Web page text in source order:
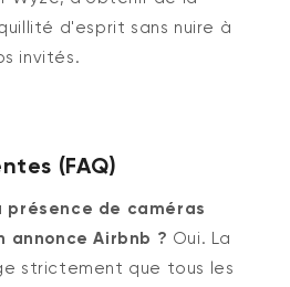
d'esprit sans nuire à
invités.
(FAQ)
présence de caméras
annonce Airbnb ? Oui. La
strictement que tous les